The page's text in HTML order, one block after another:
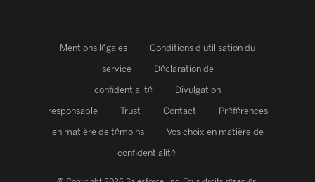
Mentions légales
Conditions d’utilisation du
service
Déclaration de
confidentialité
Divulgation
responsable
Trust Contact
Préférences
en matière de témoins
Vos choix en matière de
confidentialité